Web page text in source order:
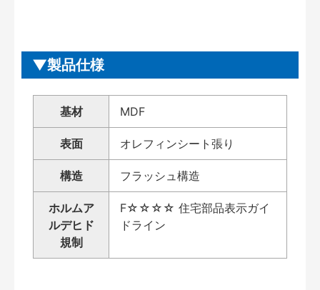
製品仕様
基材 MDF
表面 オレフィンシート張り
構造 フラッシュ構造
ホルムア
ルデヒド
規制
F☆☆☆☆ 住宅部品表示ガイ
ドライン